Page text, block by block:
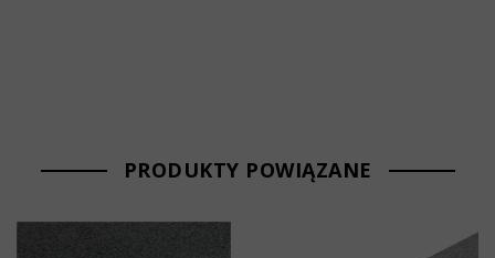
PRODUKTY POWIĄZANE